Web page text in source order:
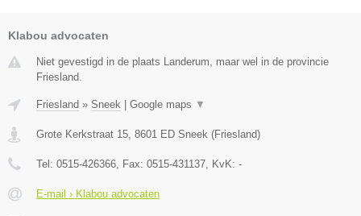
Klabou advocaten
Niet gevestigd in de plaats Landerum, maar wel in de provincie
Friesland.
Friesland » Sneek Google maps ▼
Grote Kerkstraat 15 8601 ED Sneek (Friesland)
Tel: 0515-426366 , Fax: 0515-431137 , KvK: -
E-mail › Klabou advocaten